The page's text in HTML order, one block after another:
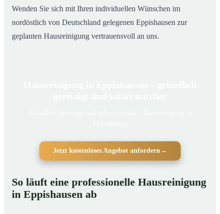
Wenden Sie sich mit Ihren individuellen Wünschen im
nordöstlich von Deutschland gelegenen Eppishausen zur
geplanten Hausreinigung vertrauensvoll an uns.
Jetzt kostenloses Angebot anfordern→
So läuft eine professionelle Hausreinigung
in Eppishausen ab